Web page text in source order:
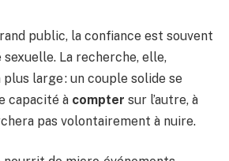
public, la confiance est souvent
La recherche, elle,
plus large : un couple solide se
capacité à compter sur l’autre, à
pas volontairement à nuire.